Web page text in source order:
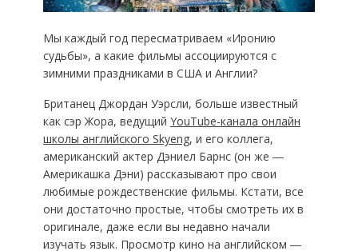
Мы каждый год пересматриваем «Иронию
судьбы», а какие фильмы ассоциируются с
зимними праздниками в США и Англии?
Британец Джордан Уэрсли, больше известный
как сэр Жора, ведущий YouTube-канала онлайн
школы английского Skyeng, и его коллега,
американский актер Дэниел Барнс (он же ―
Америкашка Дэни) рассказывают про свои
любимые рождественские фильмы. Кстати, все
они достаточно простые, чтобы смотреть их в
оригинале, даже если вы недавно начали
изучать язык. Просмотр кино на английском ―